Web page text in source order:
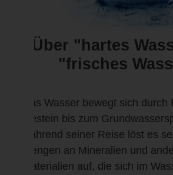
Über "hartes
"frisches
Das Wasser bewegt sich durch
Gestein bis zum
während seiner Reise löst es
Mengen an Mineralien und
Materialien auf, die sich im